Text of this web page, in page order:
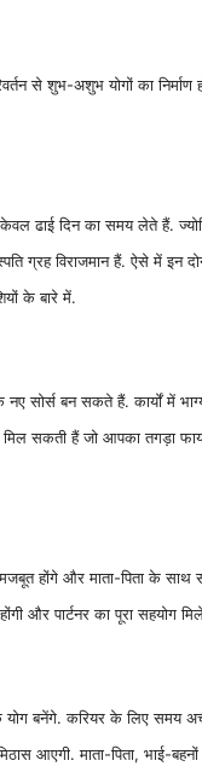
से शुभ-अशुभ योगों का निर्माण
केवल ढाई दिन का समय लेते हैं.
ग्रह विराजमान हैं. ऐसे में इन
के बारे में.
सोर्स बन सकते हैं. कार्यों में
सकती हैं जो आपका तगड़ा
होंगे और माता-पिता के साथ
और पार्टनर का पूरा सहयोग
बनेंगे. करियर के लिए समय अच्छा
आएगी. माता-पिता, भाई-